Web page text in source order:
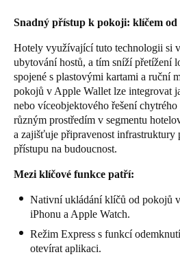
Uložit nový výběr jako výchozí
Snadný přístup k pokoji: klíčem od
Hotely využívající tuto technologii si
ubytování hostů, a tím sníží přetížení
spojené s plastovými kartami a ruční
pokojů v Apple Wallet lze integrovat
nebo víceobjektového řešení
různým prostředím v segmentu
a zajišťuje připravenost infrastruktury
přístupu na budoucnost.
Mezi klíčové funkce patří:
Nativní ukládání klíčů od pokojů
iPhonu a Apple Watch.
Režim Express s funkcí
otevírat aplikaci.